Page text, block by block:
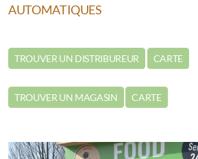
AUTOMATIQUES
TROUVER UN DISTRIBUREUR CARTE
TROUVER UN MAGASIN CARTE